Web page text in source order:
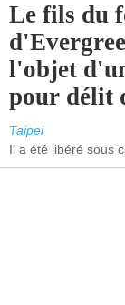
Le fils du
l'objet
pour délit
Taipei
Il a été libéré sous